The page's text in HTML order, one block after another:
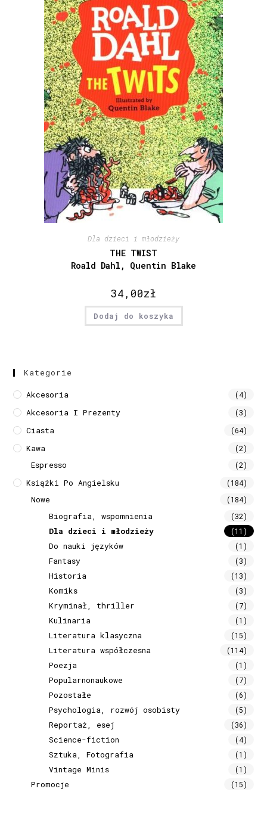
Dla dzieci i młodzieży
THE TWIST
Roald Dahl, Quentin Blake
34,00zł
Dodaj do koszyka
Kategorie
Akcesoria (4)
Akcesoria I Prezenty (3)
Ciasta (64)
Kawa (2)
Espresso (2)
Książki Po Angielsku (184)
Nowe (184)
Biografia, wspomnienia (32)
Dla dzieci i młodzieży (11)
Do nauki języków (1)
Fantasy (3)
Historia (13)
Komiks (3)
Kryminał, thriller (7)
Kulinaria (1)
Literatura klasyczna (15)
Literatura współczesna (114)
Poezja (1)
Popularnonaukowe (7)
Pozostałe (6)
Psychologia, rozwój osobisty (5)
Reportaż, esej (36)
Science-fiction (4)
Sztuka, Fotografia (1)
Vintage Minis (1)
Promocje (15)